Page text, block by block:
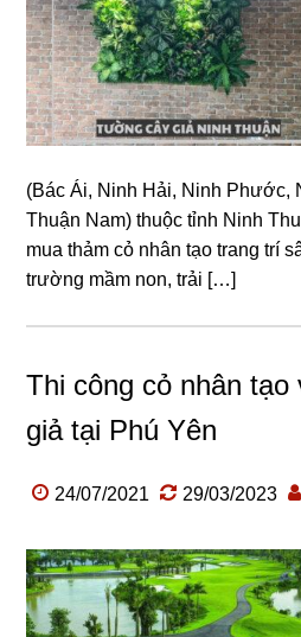
(Bác Ái, Ninh Hải, Ninh Phước,
Thuận Nam) thuộc tỉnh Ninh
mua thảm cỏ nhân tạo trang trí
trường mầm non, trải […]
Thi công cỏ nhân
giả tại Phú Yên
24/07/2021 29/03/2023